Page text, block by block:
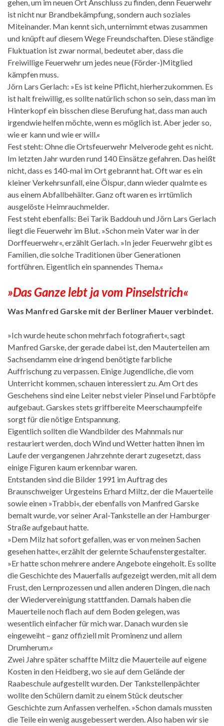
gehen, um im neuen Ort Anschluss zu finden, denn Feuerwehr
ist nicht nur Brandbekämpfung, sondern auch soziales
Miteinander. Man kennt sich, unternimmt etwas zusammen
und knüpft auf diesem Wege Freundschaften. Diese ständige
Fluktuation ist zwar normal, bedeutet aber, dass die
Freiwillige Feuerwehr um jedes neue (Förder-)Mitglied
kämpfen muss.
Jörn Lars Gerlach: »Es ist keine Pflicht, hierherzukommen. Es
ist halt freiwillig, es sollte natürlich schon so sein, dass man im
Hinterkopf ein bisschen diese Berufung hat, dass man auch
irgendwie helfen möchte, wenn es möglich ist. Aber jeder so,
wie er kann und wie er will.«
Fest steht: Ohne die Ortsfeuerwehr Melverode geht es nicht.
Im letzten Jahr wurden rund 140 Einsätze gefahren. Das heißt
nicht, dass es 140-mal im Ort gebrannt hat. Oft war es ein
kleiner Verkehrsunfall, eine Ölspur, dann wieder qualmte es
aus einem Abfallbehälter. Ganz oft waren es irrtümlich
ausgelöste Heimrauchmelder.
Fest steht ebenfalls: Bei Tarik Baddouh und Jörn Lars Gerlach
liegt die Feuerwehr im Blut. »Schon mein Vater war in der
Dorffeuerwehr«, erzählt Gerlach. »In jeder Feuerwehr gibt es
Familien, die solche Traditionen über Generationen
fortführen. Eigentlich ein spannendes Thema.«
»Das Ganze lebt ja vom Pinselstrich«
Was Manfred Garske mit der Berliner Mauer verbindet.
»Ich wurde heute schon mehrfach fotografiert«, sagt
Manfred Garske, der gerade dabei ist, den Mauterteilen am
Sachsendamm eine dringend benötigte farbliche
Auffrischung zu verpassen. Einige Jugendliche, die vom
Unterricht kommen, schauen interessiert zu. Am Ort des
Geschehens sind eine Leiter nebst vieler Pinsel und Farbtöpfe
aufgebaut. Garskes stets griffbereite Meerschaumpfeife
sorgt für die nötige Entspannung.
Eigentlich sollten die Wandbilder des Mahnmals nur
restauriert werden, doch Wind und Wetter hatten ihnen im
Laufe der vergangenen Jahrzehnte derart zugesetzt, dass
einige Figuren kaum erkennbar waren.
Entstanden sind die Bilder 1991 im Auftrag des
Braunschweiger Urgesteins Erhard Miltz, der die Mauerteile
sowie einen »Trabbi«, der ebenfalls von Manfred Garske
bemalt wurde, vor seiner Aral-Tankstelle an der Hamburger
Straße aufgebaut hatte.
»Dem Milz hat sofort gefallen, was er von meinen Sachen
gesehen hatte«, erzählt der gelernte Schaufenstergestalter.
»Er hatte schon mehrere andere Angebote eingeholt. Es sollte
die Geschichte des Mauerfalls aufgezeigt werden, mit all dem
Frust, den Lernprozessen und allen anderen Dingen, die nach
der Wiedervereinigung stattfanden. Damals haben die
Mauerteile noch flach auf dem Boden gelegen, was
wesentlich einfacher für mich war. Danach wurden sie
eingeweiht – ganz offiziell mit Prominenz und allem
Drumherum.«
Zwei Jahre später schaffte Miltz die Mauerteile auf eigene
Kosten in den Heidberg, wo sie auf dem Gelände der
Raabeschule aufgestellt wurden. Der Tankstellenpächter
wollte den Schülern damit zu einem Stück deutscher
Geschichte zum Anfassen verhelfen. »Schon damals mussten
die Teile ein wenig ausgebessert werden. Also haben wir sie